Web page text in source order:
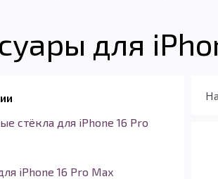
для
стёкла для iPhone 16 Pro
iPhone 16 Pro Max